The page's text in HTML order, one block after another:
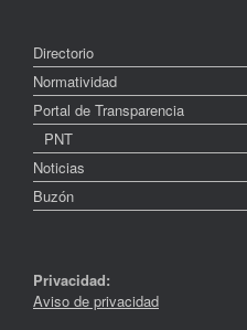
Directorio
Normatividad
Portal de Transparencia
PNT
Noticias
Buzón
Privacidad:
Aviso de privacidad